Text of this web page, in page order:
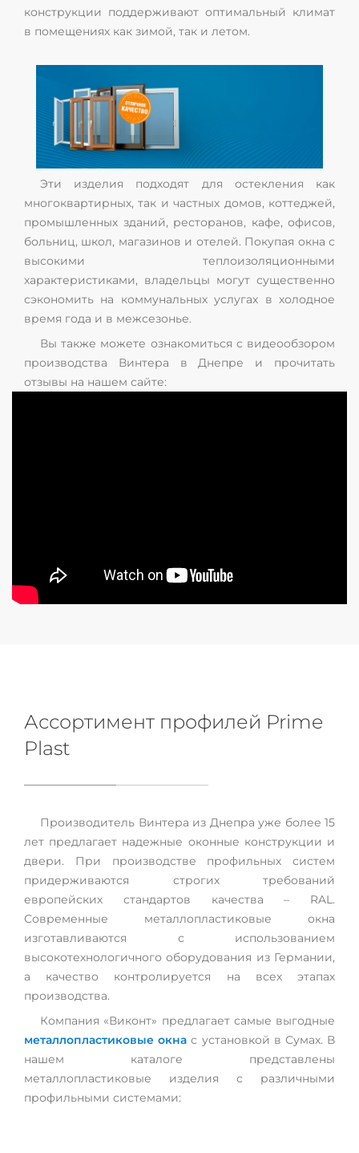
конструкции поддерживают оптимальный климат
в помещениях как зимой, так и летом.
Эти изделия подходят для остекления как
многоквартирных, так и частных домов, коттеджей,
промышленных зданий, ресторанов, кафе, офисов,
больниц, школ, магазинов и отелей. Покупая окна с
высокими теплоизоляционными
характеристиками, владельцы могут существенно
сэкономить на коммунальных услугах в холодное
время года и в межсезонье.
Вы также можете ознакомиться с видеообзором
производства Винтера в Днепре и прочитать
отзывы на нашем сайте:
Ассортимент профилей Prime
Plast
Производитель Винтера из Днепра уже более 15
лет предлагает надежные оконные конструкции и
двери. При производстве профильных систем
придерживаются строгих требований
европейских стандартов качества – RAL.
Современные металлопластиковые окна
изготавливаются с использованием
высокотехнологичного оборудования из Германии,
а качество контролируется на всех этапах
производства.
Компания «Виконт» предлагает самые выгодные
металлопластиковые окна с установкой в Сумах. В
нашем каталоге представлены
металлопластиковые изделия с различными
профильными системами: